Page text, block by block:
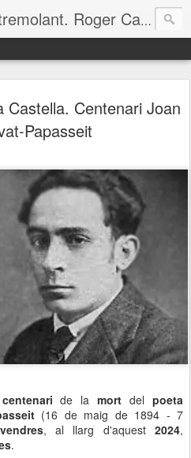
Petites gotes fredes tremolant. Roger Casero Gumbau. Girona
Castella. Centenari Joan
Papasseit
centenaride lamortdelpoeta
(16 de maig de 1894 - 7
, al llarg d'aquest 2024,
.